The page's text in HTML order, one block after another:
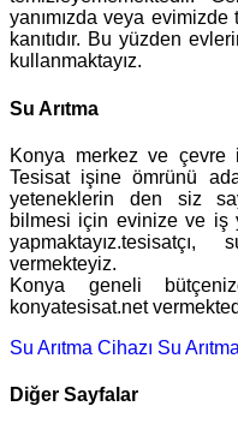
yanımızda veya evimizde
kanıtıdır. Bu yüzden
kullanmaktayız.
Su Arıtma
Konya merkez ve çevre
Tesisat işine ömrünü
yeteneklerin den siz
bilmesi için evinize ve iş
vermekteyiz.
Konya geneli
konyatesisat.net
Su Arıtma Cihazı Su
Diğer Sayfalar